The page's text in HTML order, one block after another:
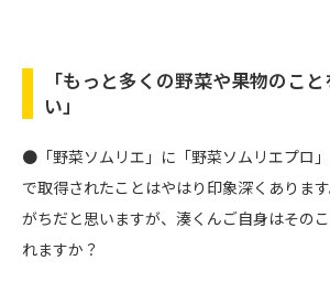
「もっと多くの野菜や果物のこ
い」
●「野菜ソムリエ」に「野菜ソムリエプロ
で取得されたことはやはり印象深くありま
がちだと思いますが、湊くんご自身はその
れますか？